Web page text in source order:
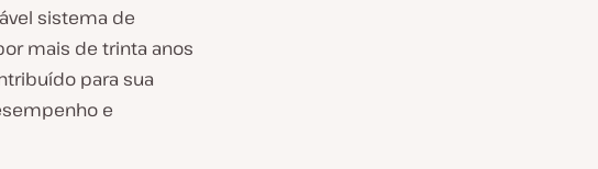
sistema de
mais de trinta anos
para sua
e